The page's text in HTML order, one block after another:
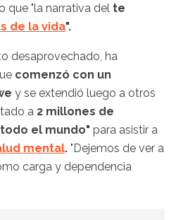
que "la narrativa del te
de la vida".
desaprovechado, ha
comenzó con un
y se extendió luego a otros
a 2 millones de
el mundo" para asistir a
mental. "Dejemos de ver a
carga y dependencia